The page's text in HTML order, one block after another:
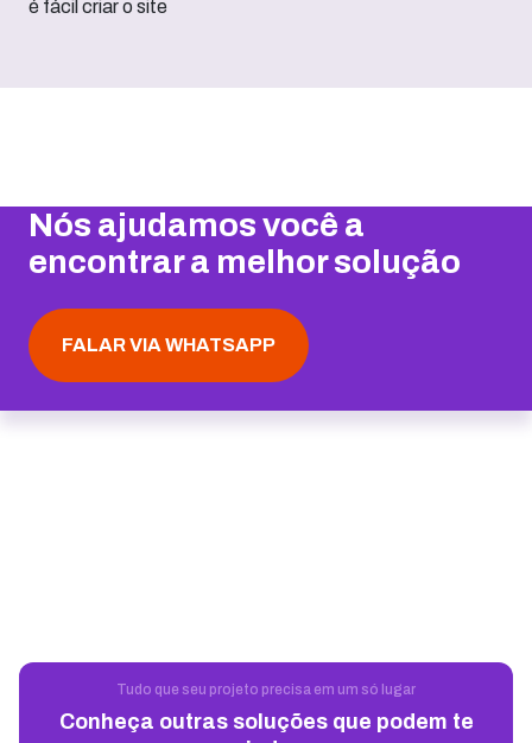
Nós ajudamos você a
encontrar a melhor solução
FALAR VIA WHATSAPP
Tudo que seu projeto precisa em um só lugar
Conheça outras soluções que podem te